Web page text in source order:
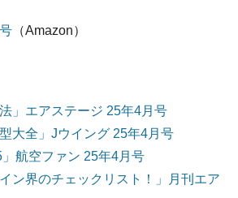
（Amazon）
」エアステージ 25年4月号
大全」Jウイング 25年4月号
」航空ファン 25年4月号
ン界のチェックリスト！」月刊エア